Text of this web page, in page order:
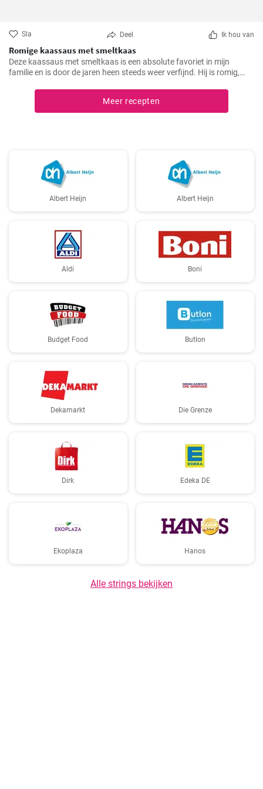
Sla Deel Ik hou van
Romige kaassaus met smeltkaas
Deze kaassaus met smeltkaas is een absolute favoriet in mijn
familie en is door de jaren heen steeds weer verfijnd. Hij is romig,
pastasaus of bij verschillende gerechten. Als ervaren hobbykok kan
ik zeggen dat dit recept altijd een succes is.
Meer recepten
Albert Heijn Albert Heijn
Aldi Boni
Budget Food Butlon
Dekamarkt Die Grenze
Dirk Edeka DE
Ekoplaza Hanos
Alle strings bekijken